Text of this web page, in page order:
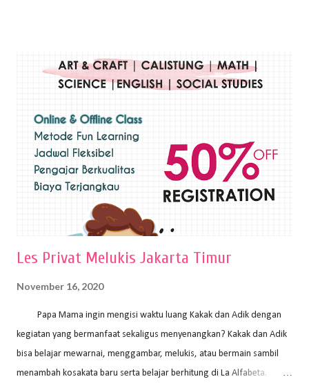
menggunakan bahan dasar cat air, cat akrilik, atau cat minyak dengan
sapuan warna cat yang tebal. Dengan memberikan sapuan warna
pelukis untuk menghasilkan lukisan yang mempesona dan tentunya
bernilai tinggi. Ciri teknik plakat Ciri-ciri teknik plakat, yaitu: Sapuan
warna yang kental dan tebal. Hasil lukisan menutupi seluruh bagian
medianya Mem...
Les Privat Melukis Jakarta Timur
November 16, 2020
Papa Mama ingin mengisi waktu luang Kakak dan Adik dengan
kegiatan yang bermanfaat sekaligus menyenangkan? Kakak dan Adik
bisa belajar mewarnai, menggambar, melukis, atau bermain sambil
menambah kosakata baru serta belajar berhitung di La Alfabeta.